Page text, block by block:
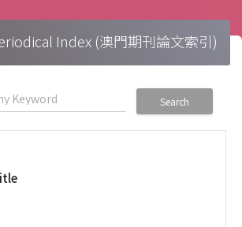
Index (澳門期刊論文索引)
Search